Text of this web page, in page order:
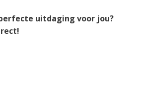
uitdaging voor jou?